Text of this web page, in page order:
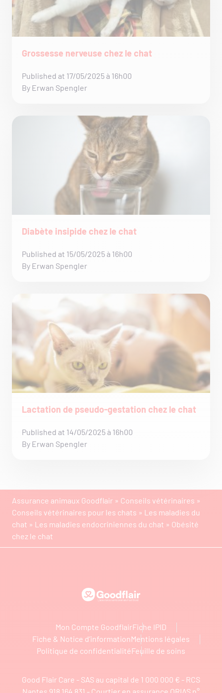
Grossesse nerveuse chez le chat
Published at 17/05/2025 à 16h00
By Erwan Spengler
Diabète insipide chez le chat
Published at 15/05/2025 à 16h00
By Erwan Spengler
Lactation de pseudo-gestation chez le chat
Published at 14/05/2025 à 16h00
By Erwan Spengler
Assurance animaux Goodflair » Conseils vétérinaires »
Conseils vétérinaires pour les chats » Les maladies du
chat » Les maladies endocriniennes du chat » Obésité
chez le chat
Goodflair
Mon Compte GoodflairFiche IPID
Fiche & Notice d’informationMentions légales
Politique de confidentialitéFeuille de soins
Good Flair Care - SAS au capital de 1 000 000 € - RCS